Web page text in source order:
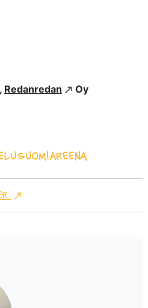
Redanredan Oy
SuomiAreena